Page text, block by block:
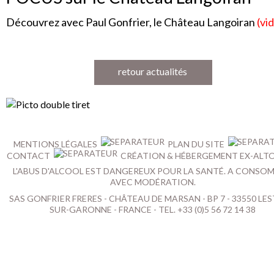
Découvrez avec Paul Gonfrier, le Château Langoiran
retour actualités
MENTIONS LÉGALES
PLAN DU SITE
CONTACT
CRÉATION & HÉBERGEMENT EX-
L'ABUS D'ALCOOL EST DANGEREUX POUR LA SANTÉ. A
AVEC MODÉRATION.
SAS GONFRIER FRERES - CHÂTEAU DE MARSAN - BP 7 - 33550
SUR-GARONNE - FRANCE - TEL. +33 (0)5 56 72 14 38